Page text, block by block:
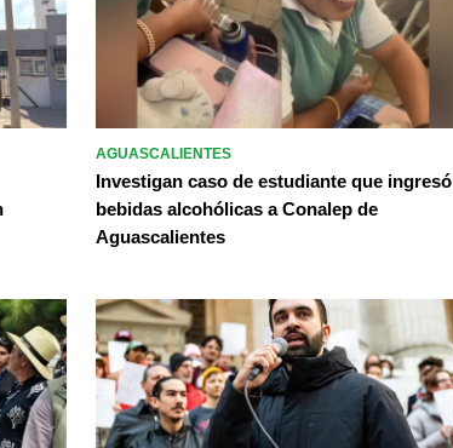
AGUASCALIENTES
Investigan caso de estudiante que ingresó
bebidas alcohólicas a Conalep de
Aguascalientes